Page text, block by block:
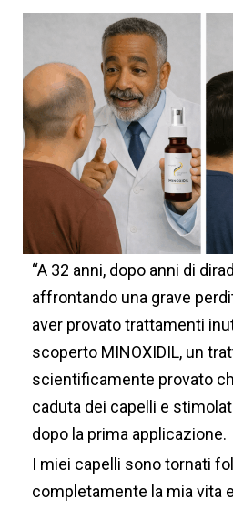
“A 32 anni, dopo anni di
affrontando una grave
aver provato trattamenti
scoperto MINOXIDIL, un
scientificamente provato
caduta dei capelli e
dopo la prima applicazione.
I miei capelli sono tornati
completamente la mia vita